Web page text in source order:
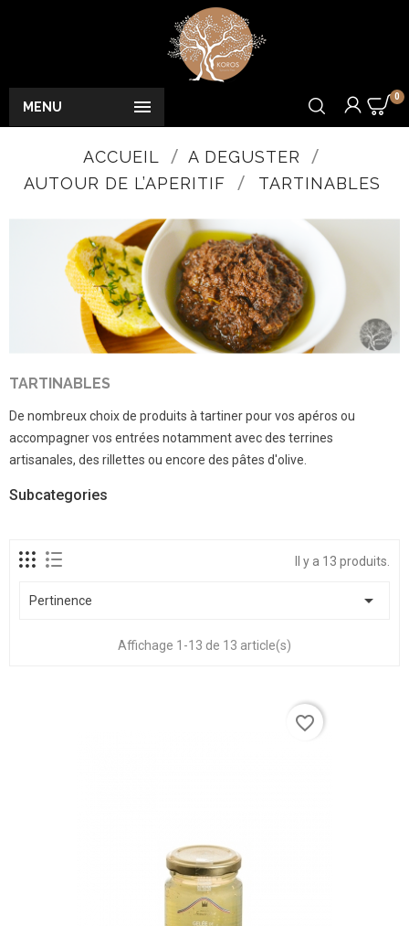

MENU
0
ACCUEIL
A DEGUSTER
AUTOUR DE L’APERITIF
TARTINABLES
TARTINABLES
De nombreux choix de produits à tartiner pour vos apéros ou
accompagner vos entrées notamment avec des terrines
artisanales, des rillettes ou encore des pâtes d'olive.
Subcategories
Il y a 13 produits.
Pertinence 
Affichage 1-13 de 13 article(s)
favorite_border